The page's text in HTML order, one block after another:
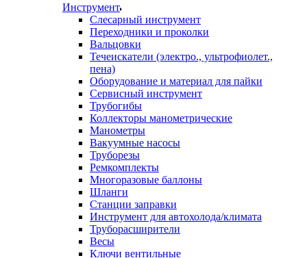
Инструмент
Слесарный инструмент
Переходники и проколки
Вальцовки
Течеискатели (электро., ультрофиолет.,
пена)
Оборудование и материал для пайки
Сервисный инструмент
Трубогибы
Коллекторы манометрические
Манометры
Вакуумные насосы
Труборезы
Ремкомплекты
Многоразовые баллоны
Шланги
Станции заправки
Инструмент для автохолода/климата
Труборасширители
Весы
Ключи вентильные